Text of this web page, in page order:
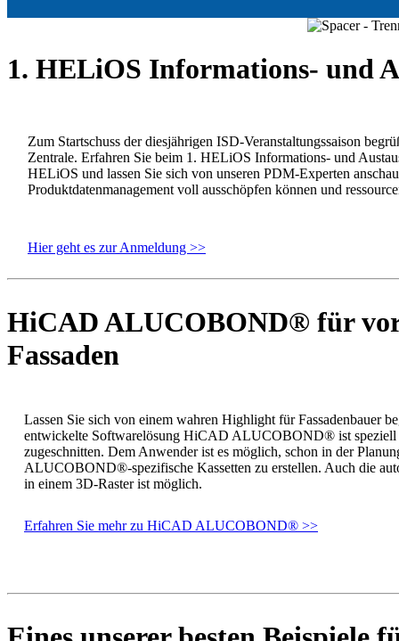
1. HELiOS Informations- und
Zum Startschuss der diesjährigen ISD-Veranstaltungssaison
Zentrale. Erfahren Sie beim 1. HELiOS Informations- und
HELiOS und lassen Sie sich von unseren PDM-Experten
Produktdatenmanagement voll ausschöpfen können und
Hier geht es zur Anmeldung >>
HiCAD ALUCOBOND® für
Fassaden
Lassen Sie sich von einem wahren Highlight für Fassadenbauer
entwickelte Softwarelösung HiCAD ALUCOBOND® ist
zugeschnitten. Dem Anwender ist es möglich, schon in der
ALUCOBOND®-spezifische Kassetten zu erstellen. Auch die
in einem 3D-Raster ist möglich.
Erfahren Sie mehr zu HiCAD ALUCOBOND® >>